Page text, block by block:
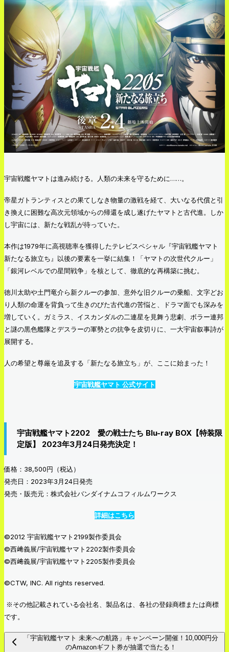
宇宙戦艦ヤマトは進み続ける。人類の未来を守るために……。
帝星ガトランティスとの果てしなき物量の激戦を経て、大いなる代償と引
き換えに困難な高次元領域からの帰還を成し遂げたヤマトと古代進。しか
し宇宙には、新たな戦乱が待っていた。
本作は1979年に高視聴率を獲得したテレビスペシャル『宇宙戦艦ヤマト
新たなる旅立ち』以後の要素を一挙に結集！「ヤマトの次世代クルー」
「銀河レベルでの星間戦争」を核として、徹底的な再構築に挑む。
徳川太助や土門竜介ら新クルーの参加、意外な旧クルーの乗船、文字どお
り人類の命運を背負って生きのびた古代進の苦悩と、ドラマ面でも深みを
増していく。ガミラス、イスカンダルの二連星を見舞う悲劇、ボラー連邦
と謎の黒色艦隊とデスラーの軍勢との抗争を皮切りに、一大宇宙叙事詩が
展開する。
人の希望と尊厳を追及する「新たなる旅立ち」が、ここに始まった！
宇宙戦艦ヤマト 公式サイト
宇宙戦艦ヤマト2202 愛の戦士たち Blu-ray BOX【特装限
定版】 2023年3月24日発売決定！
価格：38,500円（税込）
発売日：2023年3月24日発売
発売・販売元：株式会社バンダイナムコフィルムワークス
詳細はこちら
©2012 宇宙戦艦ヤマト2199製作委員会
©西﨑義展/宇宙戦艦ヤマト2202製作委員会
©西﨑義展/宇宙戦艦ヤマト2205製作委員会
©CTW, INC. All rights reserved.
※その他記載されている会社名、製品名は、各社の登録商標または商標
です。
「宇宙戦艦ヤマト 未来への航路」キャンペーン開催！10,000円分
のAmazonギフト券が抽選で当たる！